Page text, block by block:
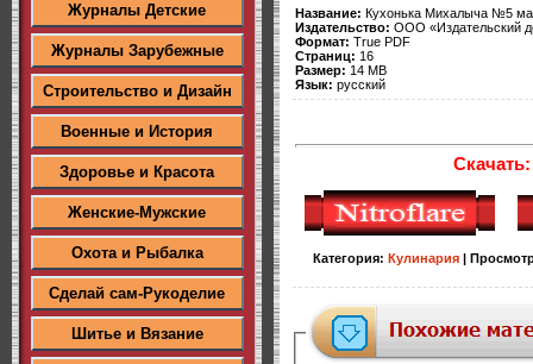
Журналы Детские
Журналы Зарубежные
Строительство и Дизайн
Военные и История
Здоровье и Красота
Женские-Мужские
Охота и Рыбалка
Сделай сам-Рукоделие
Шитье и Вязание
Название: Кухонька Михалыча №5
Издательство: ООО «Издательский
Формат: True PDF
Страниц: 16
Размер: 14 MB
Язык: русский
Скачать:
Категория: Кулинария|